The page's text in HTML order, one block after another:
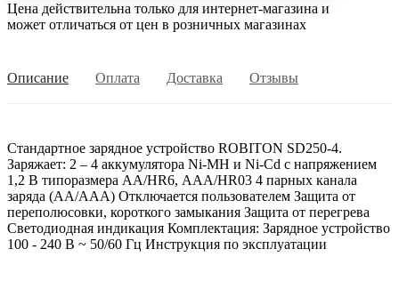
Цена действительна только для интернет-магазина и
может отличаться от цен в розничных магазинах
Описание Оплата Доставка Отзывы
Стандартное зарядное устройство ROBITON SD250-4.
Заряжает: 2 – 4 аккумулятора Ni-MH и Ni-Cd с напряжением
1,2 В типоразмера АА/HR6, ААА/HR03 4 парных канала
заряда (АА/ААА) Отключается пользователем Защита от
переполюсовки, короткого замыкания Защита от перегрева
Светодиодная индикация Комплектация: Зарядное устройство
100 - 240 В ~ 50/60 Гц Инструкция по эксплуатации